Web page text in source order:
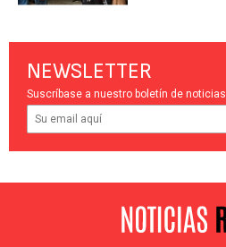
NEWSLETTER
Suscríbase a nuestro boletín de noticias